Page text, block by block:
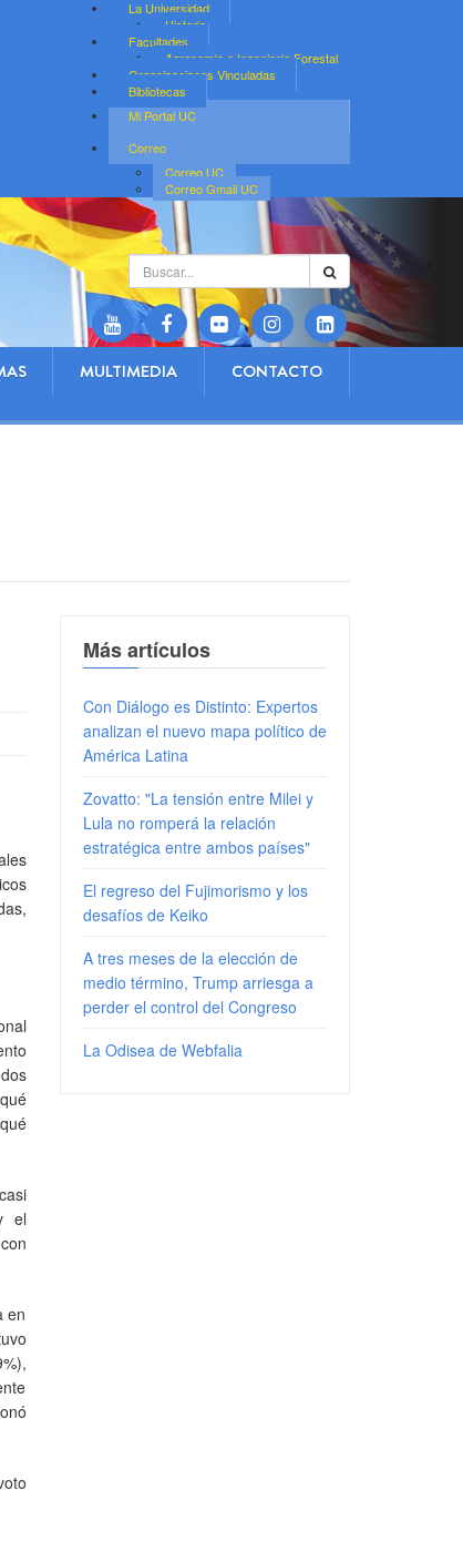
La Universidad
Historia
Facultades
Agronomía e Ingeniería Forestal
Organizaciones Vinculadas
Bibliotecas
Mi Portal UC
Correo
Correo UC
Correo Gmail UC
Buscar...
MULTIMEDIA CONTACTO
el
en
Más artículos
Con Diálogo es Distinto: Expertos
analizan el nuevo mapa político de
América Latina
Zovatto: "La tensión entre Milei y
Lula no romperá la relación
estratégica entre ambos países"
El regreso del Fujimorismo y los
desafíos de Keiko
A tres meses de la elección de
medio término, Trump arriesga a
perder el control del Congreso
La Odisea de Webfalia